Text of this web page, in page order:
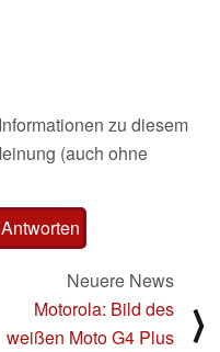
zu diesem
(auch ohne
Neuere News
Motorola: Bild des
weißen Moto G4 Plus
⟩